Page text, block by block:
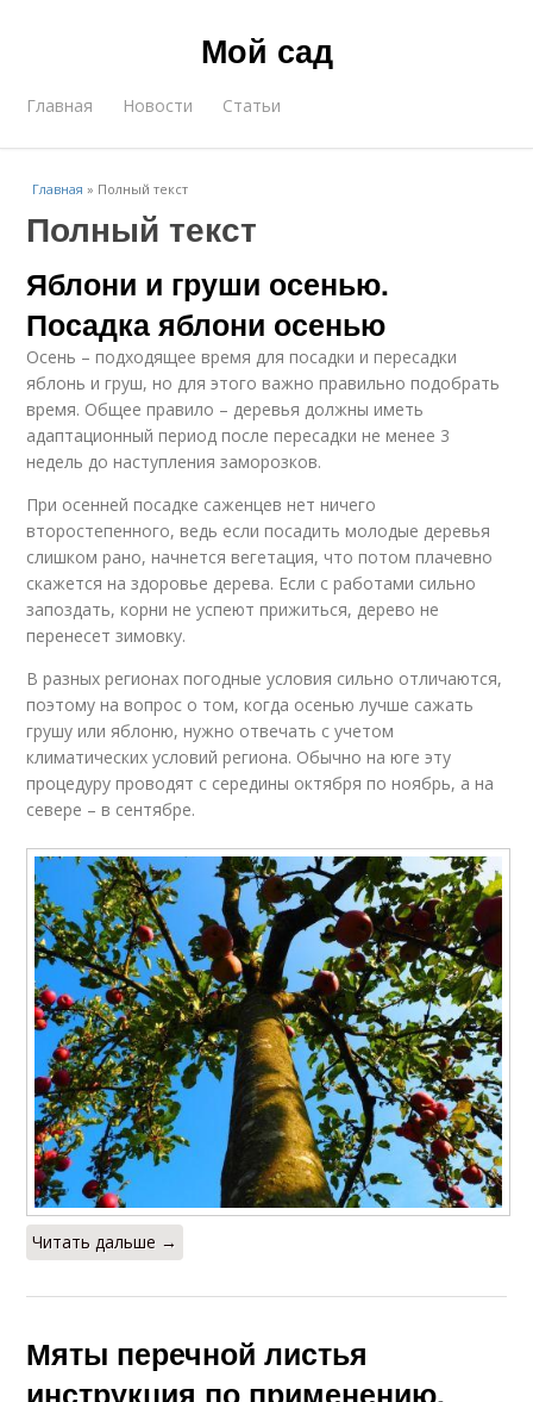
Мой сад
Главная Новости Статьи
Главная » Полный текст
Полный текст
Яблони и груши осенью.
Посадка яблони осенью
Осень – подходящее время для посадки и пересадки
яблонь и груш, но для этого важно правильно подобрать
время. Общее правило – деревья должны иметь
адаптационный период после пересадки не менее 3
недель до наступления заморозков.
При осенней посадке саженцев нет ничего
второстепенного, ведь если посадить молодые деревья
слишком рано, начнется вегетация, что потом плачевно
скажется на здоровье дерева. Если с работами сильно
запоздать, корни не успеют прижиться, дерево не
перенесет зимовку.
В разных регионах погодные условия сильно отличаются,
поэтому на вопрос о том, когда осенью лучше сажать
грушу или яблоню, нужно отвечать с учетом
климатических условий региона. Обычно на юге эту
процедуру проводят с середины октября по ноябрь, а на
севере – в сентябре.
Читать дальше →
Мяты перечной листья
инструкция по применению.